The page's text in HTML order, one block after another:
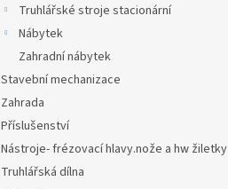
Truhlářské stroje stacionární
Nábytek
Zahradní nábytek
Stavební mechanizace
Zahrada
Příslušenství
Nástroje- frézovací hlavy.nože a hw žiletky
Truhlářská dílna